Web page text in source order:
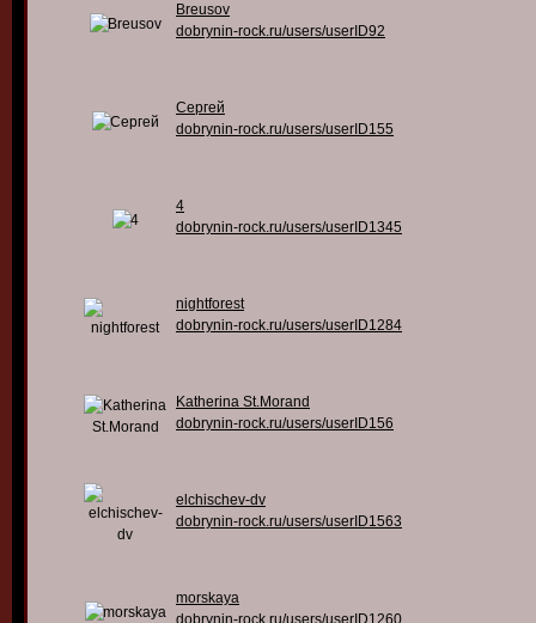
Breusov
dobrynin-rock.ru/users/userID92
Сергей
dobrynin-rock.ru/users/userID155
4
dobrynin-rock.ru/users/userID1345
nightforest
dobrynin-rock.ru/users/userID1284
Katherina St.Morand
dobrynin-rock.ru/users/userID156
elchischev-dv
dobrynin-rock.ru/users/userID1563
morskaya
dobrynin-rock.ru/users/userID1260